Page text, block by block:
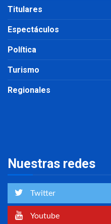
Titulares
Espectáculos
Política
Turismo
Regionales
Nuestras redes
Twitter
Youtube